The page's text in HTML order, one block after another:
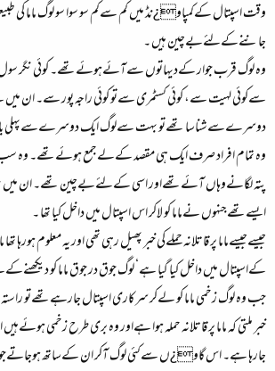
وقت اسپتال کےکمپاو¿نڈ میں کم سےکم سو سوا سو لوگ ماما
جاننےکےلئےبےچین ہیں ۔
وہ لوگ قرب جوار کےدیہاتوں سےآئےہوئےتھے۔ کوئی نگر سول
سےکوئی لہیت سے، کوئی کسٹمری سےتو کوئی راجہ پور سے۔ ان
دوسرےسےشناسا تھےتو بہت سےلوگ ایک دوسرےسےپہلی
وہ تمام افراد صرف ایک ہی مقصد کےلےجمع ہوئےتھے۔ وہ
پتہ لگانےوہاں آئےتھےاور اسی کےلئےبےچین تھے۔ ان
ایسےتھےجنہوں نےماما کو لاکر اس اسپتال میں داخل کیا تھا ۔
جیسےجیسےماما پر قاتلانہ حملےکی خبر پھیل رہی تھی اور یہ معلوم ہورہا
کےاسپتال میں داخل کیا گیا ہے‘ لوگ جوق در جوق ماما کو
جب وہ لوگ زخمی ماما کو لےکر سرکاری اسپتال جارہےتھےتو راستہ
خبر ملتی کہ ماما پر قاتلانہ حملہ ہوا ہےاور وہ بری طرح زخمی
جارہا ہے۔ اس گاو¿ں سےکئی لوگ آکر ان کےساتھ ہوجاتےجو